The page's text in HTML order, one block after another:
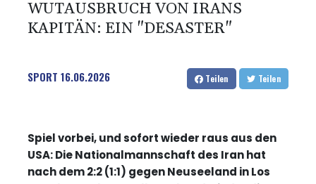
WUTAUSBRUCH VON IRANS
KAPITÄN: EIN "DESASTER"
SPORT 16.06.2026 Teilen Teilen
Spiel vorbei, und sofort wieder raus aus den
USA: Die Nationalmannschaft des Iran hat
nach dem 2:2 (1:1) gegen Neuseeland in Los